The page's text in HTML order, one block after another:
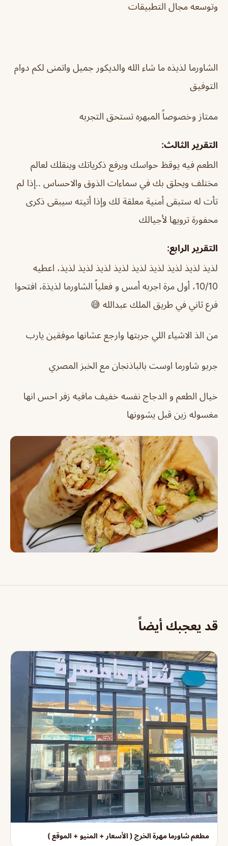
وتوسعه مجال التطبيقات
الشاورما لذيذه ما شاء الله والديكور جميل واتمنى لكم دوام
التوفيق
ممتاز وخصوصاً المبهره تستحق التجربه
التقرير الثالث:
الطعم فيه يوقظ حواسك ويرفع ذكرياتك وينقلك لعالم
مختلف ويحلق بك في سماءات الذوق والاحساس ..إذا لم
تأت له ستبقى أمنية معلقة لك وإذا أتيته سيبقى ذكرى
محفورة ترويها لأجيالك
التقرير الرابع:
لذيذ لذيذ لذيذ لذيذ لذيذ لذيذ لذيذ لذيذ لذيذ، اعطيه
10/10، أول مرة اجربه أمس و فعلياً الشاورما لذيذة، افتحوا
فرع ثاني في طريق الملك عبدالله 😅
من الذ الاشياء اللي جربتها وارجع عشانها موفقين يارب
جربو شاورما اوست بالباذنجان مع الخبز المصري
خيال الطعم و الدجاج نفسه خفيف مافيه زفر احس انها
مغسوله زين قبل يشوونها
قد يعجبك أيضاً
مطعم شاورما مهرة الخرج ( الأسعار + المنيو + الموقع )